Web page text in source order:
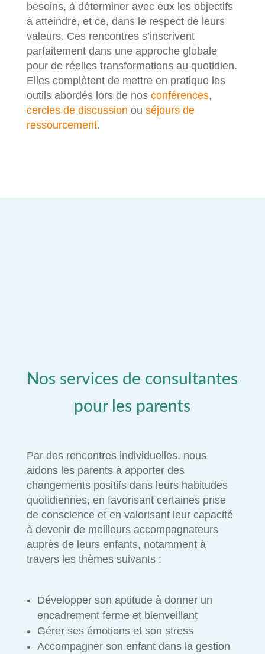
besoins, à déterminer avec eux les objectifs
à atteindre, et ce, dans le respect de leurs
valeurs. Ces rencontres s’inscrivent
parfaitement dans une approche globale
pour de réelles transformations au quotidien.
Elles complètent de mettre en pratique les
outils abordés lors de nos conférences,
cercles de discussion ou séjours de
ressourcement.
Nos services de consultantes
pour les parents
Par des rencontres individuelles, nous
aidons les parents à apporter des
changements positifs dans leurs habitudes
quotidiennes, en favorisant certaines prise
de conscience et en valorisant leur capacité
à devenir de meilleurs accompagnateurs
auprès de leurs enfants, notamment à
travers les thèmes suivants :
Développer son aptitude à donner un
encadrement ferme et bienveillant
Gérer ses émotions et son stress
Accompagner son enfant dans la gestion